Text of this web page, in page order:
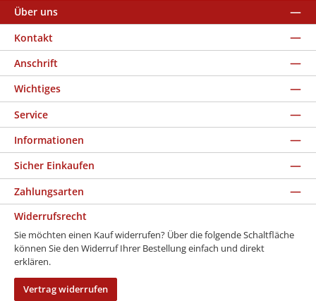
Über uns
Kontakt
Anschrift
Wichtiges
Service
Informationen
Sicher Einkaufen
Zahlungsarten
Widerrufsrecht
Sie möchten einen Kauf widerrufen? Über die folgende Schaltfläche
können Sie den Widerruf Ihrer Bestellung einfach und direkt
erklären.
Vertrag widerrufen